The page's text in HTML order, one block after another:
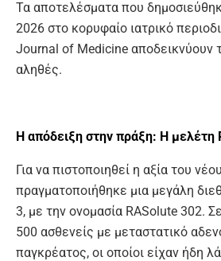
Τα αποτελέσματα που
2026 στο κορυφαίο ιατρικό
Journal of Medicine αποδεικνύουν
αληθές.
Η απόδειξη στην πράξη: Η μελέτη
Για να πιστοποιηθεί η αξία του
πραγματοποιήθηκε μια μεγάλη
3, με την ονομασία RASolute 302.
500 ασθενείς με μεταστατικό
παγκρέατος, οι οποίοι είχαν ήδη